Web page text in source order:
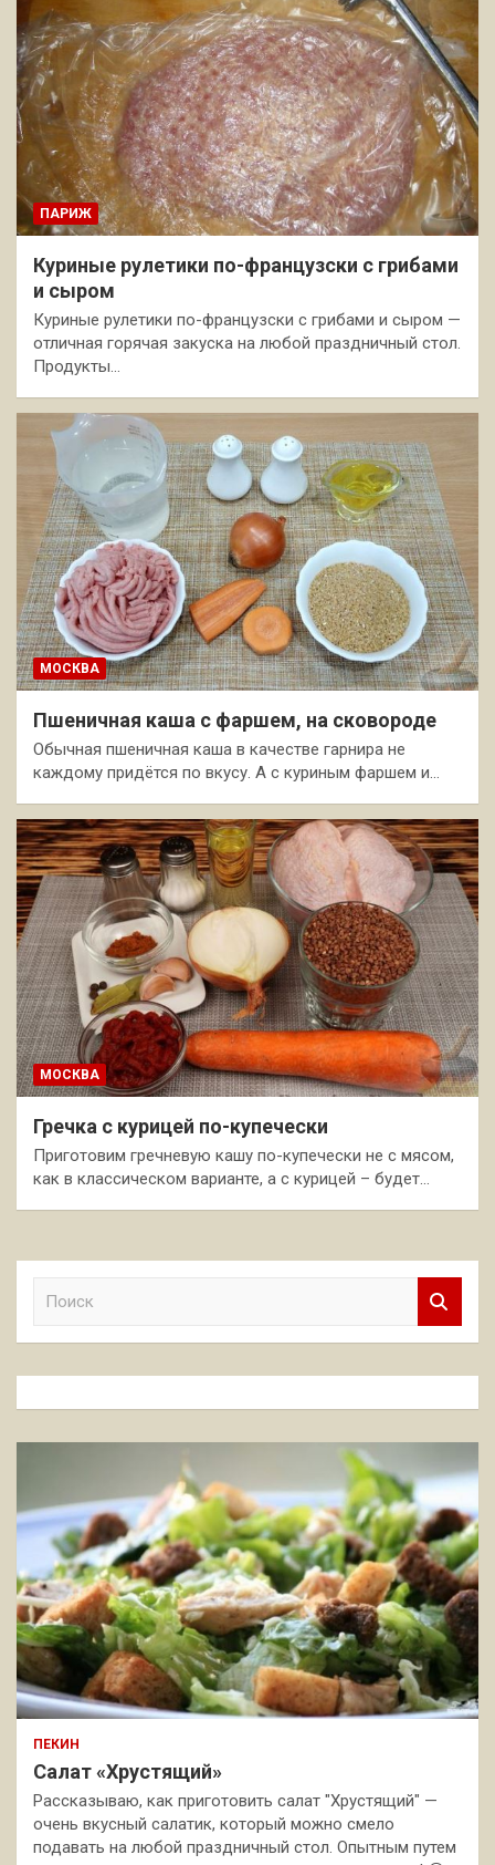
ПАРИЖ
Куриные рулетики по-французски с грибами
и сыром
Куриные рулетики по-французски с грибами и сыром —
отличная горячая закуска на любой праздничный стол.
Продукты…
МОСКВА
Пшеничная каша с фаршем, на сковороде
Обычная пшеничная каша в качестве гарнира не
каждому придётся по вкусу. А с куриным фаршем и…
МОСКВА
Гречка с курицей по-купечески
Приготовим гречневую кашу по-купечески не с мясом,
как в классическом варианте, а с курицей – будет…
к
ПЕКИН
Салат «Хрустящий»
Рассказываю, как приготовить салат "Хрустящий" —
очень вкусный салатик, который можно смело
подавать на любой праздничный стол. Опытным путем